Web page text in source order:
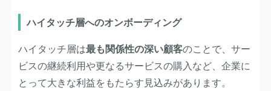
ハイタッチ層へのオンボーディング
ハイタッチ層は最も関係性の深い顧客のことで、サー
ビスの継続利用や更なるサービスの購入など、企業に
とって大きな利益をもたらす見込みがあります。